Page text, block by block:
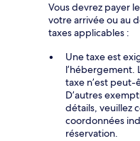
Vous devrez payer
votre arrivée ou au
taxes applicables :
Une taxe est
l’hébergement.
taxe n’est peut-
D’autres
détails, veuillez
coordonnées
réservation.